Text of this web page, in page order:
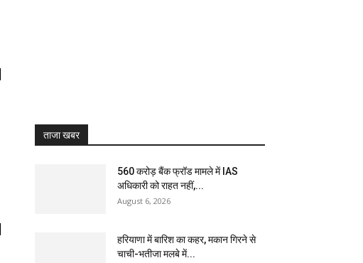
ताजा खबर
₹560 करोड़ बैंक फ्रॉड मामले में IAS
अधिकारी को राहत नहीं,...
August 6, 2026
हरियाणा में बारिश का कहर, मकान गिरने से
चाची-भतीजा मलबे में...